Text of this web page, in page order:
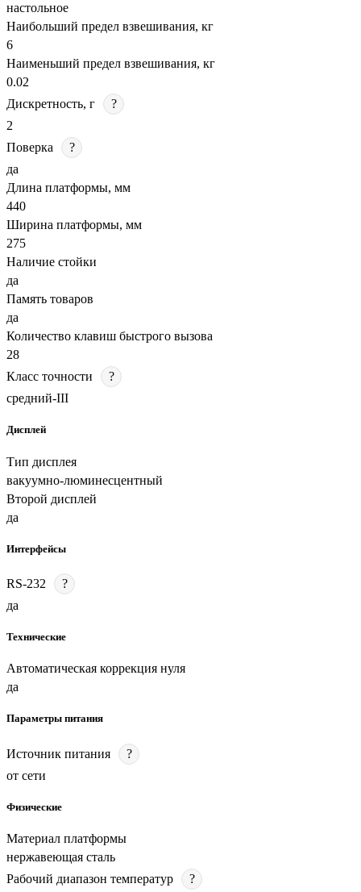
настольное
Наибольший предел взвешивания, кг
6
Наименьший предел взвешивания, кг
0.02
Дискретность, г
?
2
Поверка
?
да
Длина платформы, мм
440
Ширина платформы, мм
275
Наличие стойки
да
Память товаров
да
Количество клавиш быстрого вызова
28
Класс точности
?
средний-III
Дисплей
Тип дисплея
вакуумно-люминесцентный
Второй дисплей
да
Интерфейсы
RS-232
?
да
Технические
Автоматическая коррекция нуля
да
Параметры питания
Источник питания
?
от сети
Физические
Материал платформы
нержавеющая сталь
Рабочий диапазон температур
?